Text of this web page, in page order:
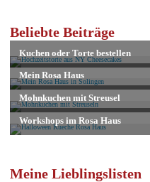
Beliebte Beiträge
Meine Lieblingslisten